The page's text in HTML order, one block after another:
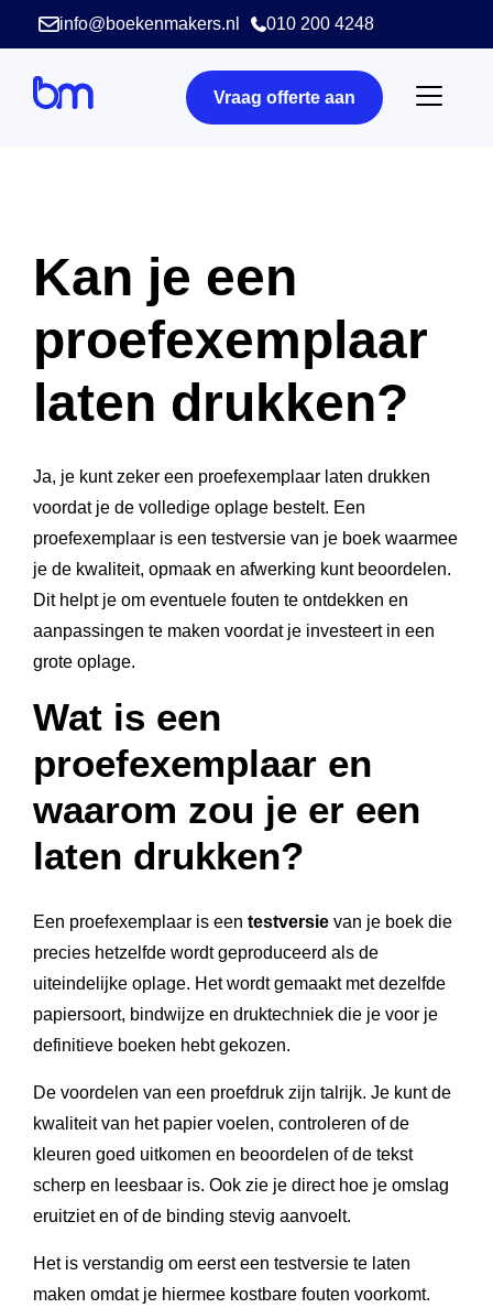
info@boekenmakers.nl 010 200 4248
Vraag offerte aan
Kan je een
proefexemplaar
laten drukken?
Ja, je kunt zeker een proefexemplaar laten drukken
voordat je de volledige oplage bestelt. Een
proefexemplaar is een testversie van je boek waarmee
je de kwaliteit, opmaak en afwerking kunt beoordelen.
Dit helpt je om eventuele fouten te ontdekken en
aanpassingen te maken voordat je investeert in een
grote oplage.
Wat is een
proefexemplaar en
waarom zou je er een
laten drukken?
Een proefexemplaar is een testversie van je boek die
precies hetzelfde wordt geproduceerd als de
uiteindelijke oplage. Het wordt gemaakt met dezelfde
papiersoort, bindwijze en druktechniek die je voor je
definitieve boeken hebt gekozen.
De voordelen van een proefdruk zijn talrijk. Je kunt de
kwaliteit van het papier voelen, controleren of de
kleuren goed uitkomen en beoordelen of de tekst
scherp en leesbaar is. Ook zie je direct hoe je omslag
eruitziet en of de binding stevig aanvoelt.
Het is verstandig om eerst een testversie te laten
maken omdat je hiermee kostbare fouten voorkomt.